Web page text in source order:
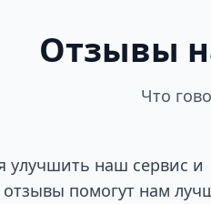
Отзывы
Что
улучшить наш сервис и
помогут нам